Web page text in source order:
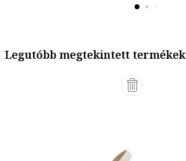
Legutóbb megtekintett termékek